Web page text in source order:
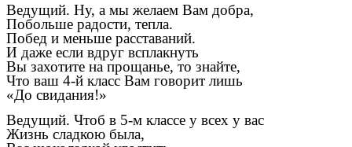
Ведущий. Ну, а мы желаем Вам добра,
Побольше радости, тепла.
Побед и меньше расставаний.
И даже если вдруг всплакнуть
Вы захотите на прощанье, то знайте,
Что ваш 4-й класс Вам говорит лишь
«До свидания!»
Ведущий. Чтоб в 5-м классе у всех у вас
Жизнь сладкою была,